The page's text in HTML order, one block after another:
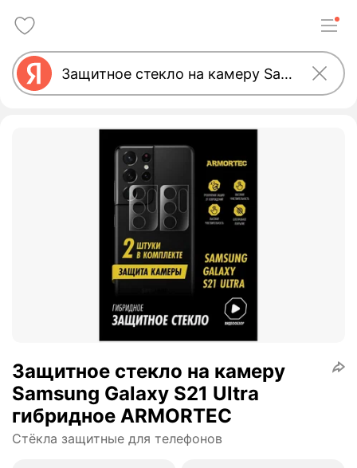
Защитное стекло на камеру
Samsung Galaxy S21 Ultra
гибридное ARMORTEC
Стёкла защитные для телефонов